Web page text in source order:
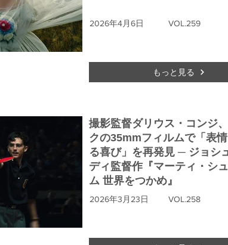
2026年4月6日 VOL.259
もっと見る
撮影監督ダリウス・コンジ
クの35mmフィルムで「表情
る喜び」を再発見 ─ ジョシ
ディ監督作『マーティ・シ
ム 世界をつかめ』
2026年3月23日 VOL.258